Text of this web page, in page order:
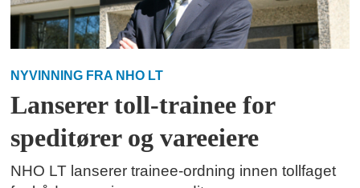
NYVINNING FRA NHO LT
Lanserer toll-trainee for
speditører og vareeiere
NHO LT lanserer trainee-ordning innen tollfaget